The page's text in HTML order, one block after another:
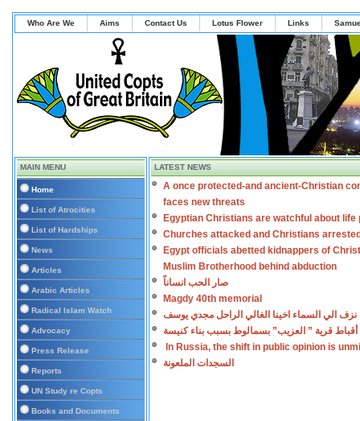
Who Are We Aims Contact Us Lotus Flower Links
MAIN MENU
Home
List of Atrocities
List of Hardships
News
Articles
Arabic Articles
Radical Islam Watch
Advocacy
Press Release
Reports
UN Study re Copts
Books and Documents
LATEST NEWS
A once protected-and ancient-Christian
faces new threats
Egyptian Christians are watchful about life
Churches attacked and Christians
Egypt officials abetted kidnappers of
Muslim Brotherhood behind abduction
صار الحب انساناً
Magdy 40th memorial
نزف الي السماء اخينا الغالي الراحل مجدي يوسف
أقباط قرية ” العزيب” بسمالوط بسبب بناء كنيسة
In Russia, the shift in public opinion is
السجدات الملعونة